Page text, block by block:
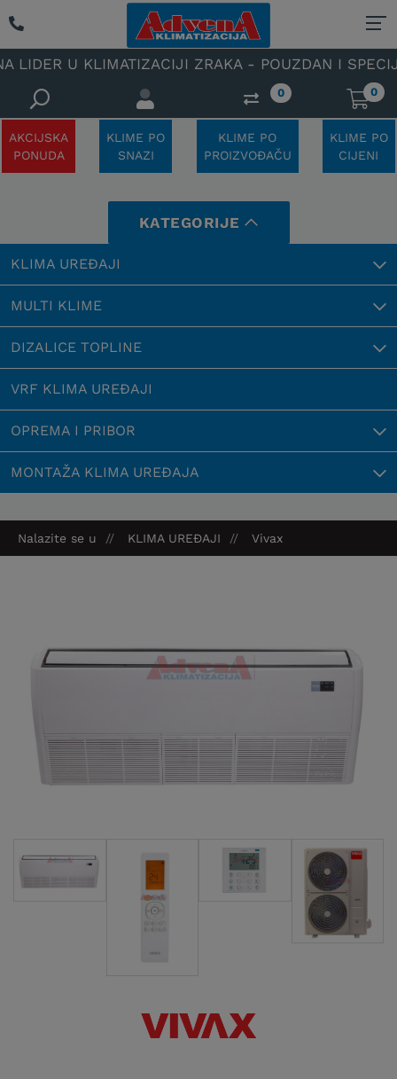
U KLIMATIZACIJI ZRAKA - POUZDAN I
0 0
AKCIJSKA
PONUDA
KLIME PO
SNAZI
KLIME PO
PROIZVOĐAČU
KLIME PO
CIJENI
KATEGORIJE
KLIMA UREĐAJI
MULTI KLIME
DIZALICE TOPLINE
VRF KLIMA UREĐAJI
OPREMA I PRIBOR
MONTAŽA KLIMA UREĐAJA
Nalazite se u KLIMA UREĐAJI Vivax